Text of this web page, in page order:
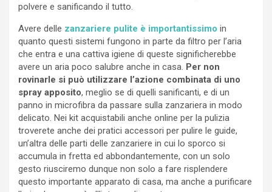
polvere e sanificando il tutto.
Avere delle zanzariere pulite è importantissimo in
quanto questi sistemi fungono in parte da filtro per l’aria
che entra e una cattiva igiene di queste significherebbe
avere un aria poco salubre anche in casa. Per non
rovinarle si può utilizzare l’azione combinata di uno
spray apposito, meglio se di quelli sanificanti, e di un
panno in microfibra da passare sulla zanzariera in modo
delicato. Nei kit acquistabili anche online per la pulizia
troverete anche dei pratici accessori per pulire le guide,
un’altra delle parti delle zanzariere in cui lo sporco si
accumula in fretta ed abbondantemente, con un solo
gesto riusciremo dunque non solo a fare risplendere
questo importante apparato di casa, ma anche a purificare